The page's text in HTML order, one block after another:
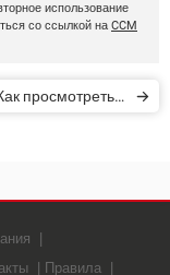
использование
со ссылкой на CCM
просмотреть и
Правила